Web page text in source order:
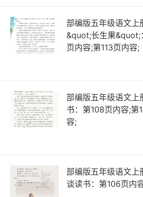
部编版五年级语文上
&quot;长生果&quot;
页内容;第113页内容;
部编版五年级语文上
书：第108页内容;第
容;
部编版五年级语文上
谈读书：第106页内